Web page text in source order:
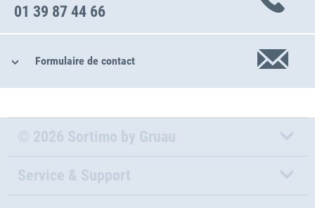
01 39 87 44 66
Formulaire de contact
© 2026 Sortimo by Gruau
Service & Support